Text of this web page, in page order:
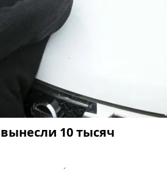
10 тысяч